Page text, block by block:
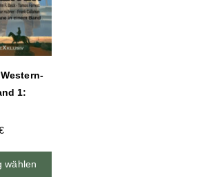
1:
wählen